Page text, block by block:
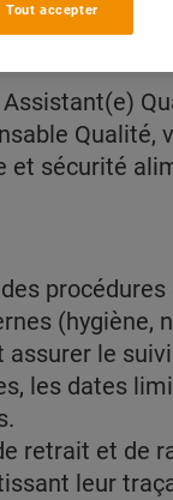
Qualité,
et sécurité
(hygiène,
assurer le
les dates
retrait et de
leur
Tout accepter